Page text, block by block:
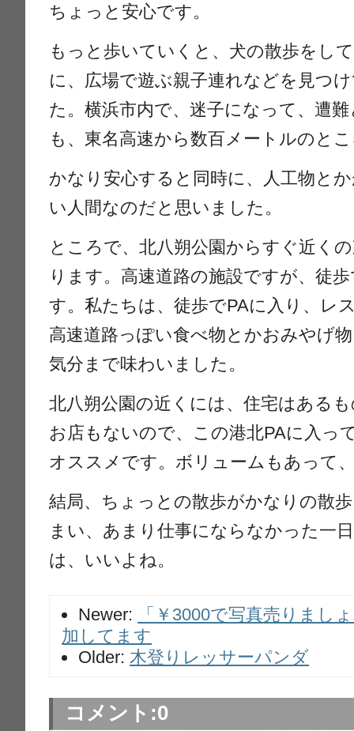
ちょっと安心です。
もっと歩いていくと、犬の散歩をし
に、広場で遊ぶ親子連れなどを見つ
た。横浜市内で、迷子になって、遭
も、東名高速から数百メートルのと
かなり安心すると同時に、人工物と
い人間なのだと思いました。
ところで、北八朔公園からすぐ近く
ります。高速道路の施設ですが、徒
す。私たちは、徒歩でPAに入り、レ
高速道路っぽい食べ物とかおみやげ
気分まで味わいました。
北八朔公園の近くには、住宅はある
お店もないので、この港北PAに入っ
オススメです。ボリュームもあって
結局、ちょっとの散歩がかなりの散
まい、あまり仕事にならなかった一
は、いいよね。
Newer:
「￥3000で写真売りまし
加してます
Older:木登りレッサーパンダ
コメント:0